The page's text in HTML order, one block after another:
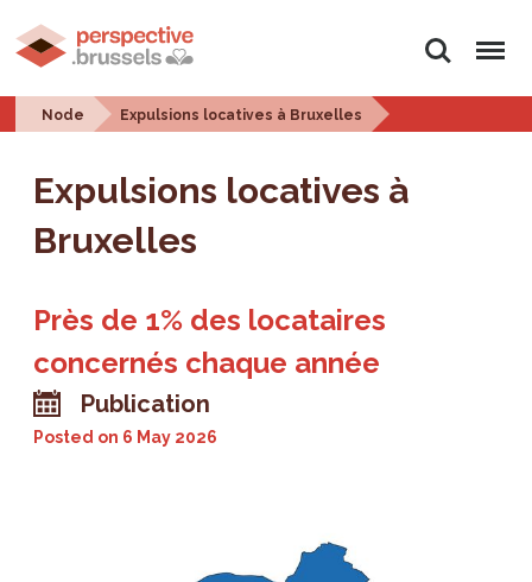
Search Menu
Node Expulsions locatives à Bruxelles
Expulsions locatives à
Bruxelles
Près de 1% des locataires
concernés chaque année
Publication
Posted on 6 May 2026